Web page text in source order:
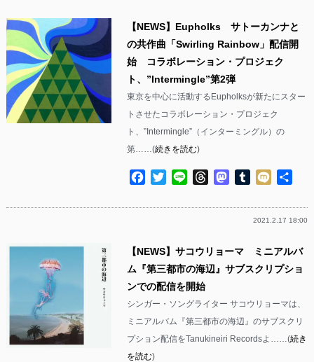
【NEWS】Eupholks サトーカンナと
の共作曲「Swirling Rainbow」配信開
始 コラボレーション・プロジェク
ト、”Intermingle”第2弾
東京を中心に活動するEupholksが新たにスター
トさせたコラボレーション・プロジェク
ト、”Intermingle”（インターミングル）の
第……(続きを読む)
Facebook
TwitterLine ThreadsMastodon
Tumblr
Mixi
2021.2.17 18:00
【NEWS】サコウリョーマ ミニアルバ
ム『第三都市の海辺』サブスクリプショ
ンでの配信を開始
シンガー・ソングライター サコウリョーマは、
ミニアルバム『第三都市の海辺』のサブスクリ
プション配信をTanukineiri Recordsよ……(続き
を読む)